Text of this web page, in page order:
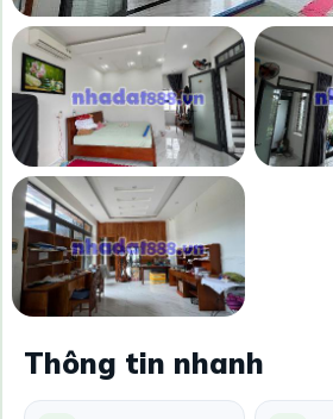
Thông tin nhanh